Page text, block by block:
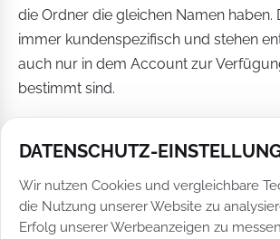
die Ordner die gleichen Namen haben.
immer kundenspezifisch und stehen
auch nur in dem Account zur
bestimmt sind.
LINKS ZU
HANDBUCHBEREICHEN
DATENSCHUTZ-
Wir nutzen Cookies und vergleichbare
die Nutzung unserer Website zu
Erfolg unserer Werbeanzeigen zu